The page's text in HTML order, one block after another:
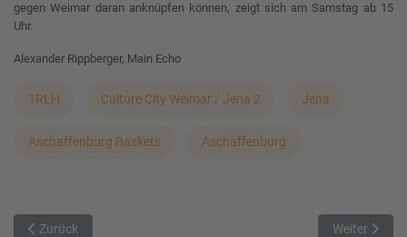
gegen Weimar daran anknüpfen können, zeigt sich am Samstag ab 15
Uhr.
Alexander Rippberger, Main Echo
1RLH Culture City Weimar / Jena 2 Jena
Aschaffenburg Baskets Aschaffenburg
Vorheriger Beitrag: Zweites Heimspiel gegen große Unbekannte
Zurück Nächster
Weiter